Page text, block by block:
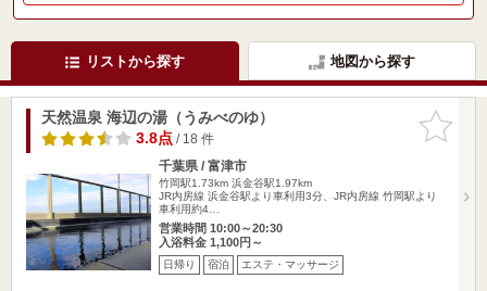
リストから探す 地図から探す
お気に入
りに追加
天然温泉 海辺の湯（うみべのゆ）
3.8点/ 18 件
千葉県 / 富津市
竹岡駅1.73km 浜金谷駅1.97km
JR内房線 浜金谷駅より車利用3分、JR内房線 竹岡駅より
車利用約4…
営業時間 10:00～20:30
入浴料金 1,100円～
日帰り 宿泊 エステ・マッサージ